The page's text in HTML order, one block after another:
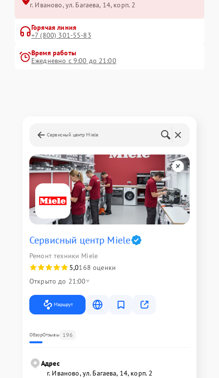
г. Иваново, ул. Багаева, 14, корп. 2
Горячая линия
+7 (800) 301-55-83
Время работы
Ежедневно с 9:00 до 21:00
Сервисный центр Miele
Сервисный центр Miele
Ремонт техники Miele
5,0168 оценки
Открыто до 21:00
Маршрут
ОбзорОтзывы 196
Адрес
г. Иваново, ул. Багаева, 14, корп. 2